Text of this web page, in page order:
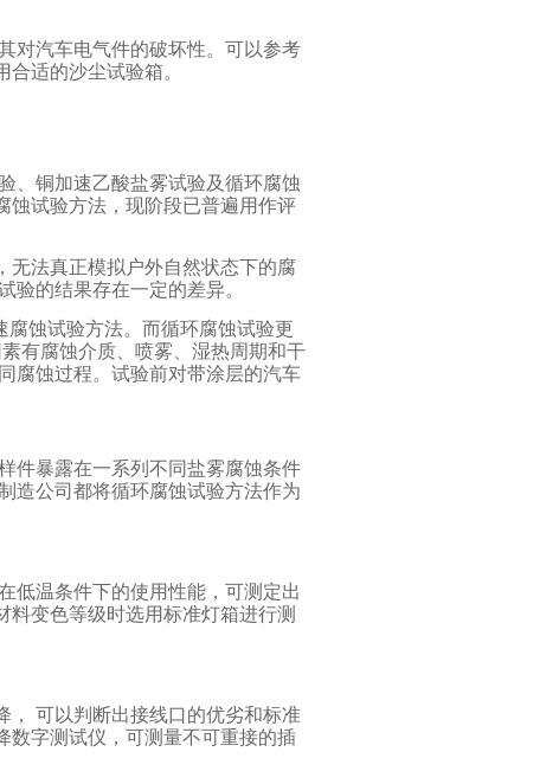
对汽车电气件的破坏性。可以参考
适的沙尘试验箱。
、铜加速乙酸盐雾试验及循环腐蚀
蚀试验方法，现阶段已普遍用作评
无法真正模拟户外自然状态下的腐
验的结果存在一定的差异。
腐蚀试验方法。而循环腐蚀试验更
有腐蚀介质、喷雾、湿热周期和干
腐蚀过程。试验前对带涂层的汽车
件暴露在一系列不同盐雾腐蚀条件
造公司都将循环腐蚀试验方法作为
低温条件下的使用性能，可测定出
变色等级时选用标准灯箱进行测
， 可以判断出接线口的优劣和标准
数字测试仪，可测量不可重接的插